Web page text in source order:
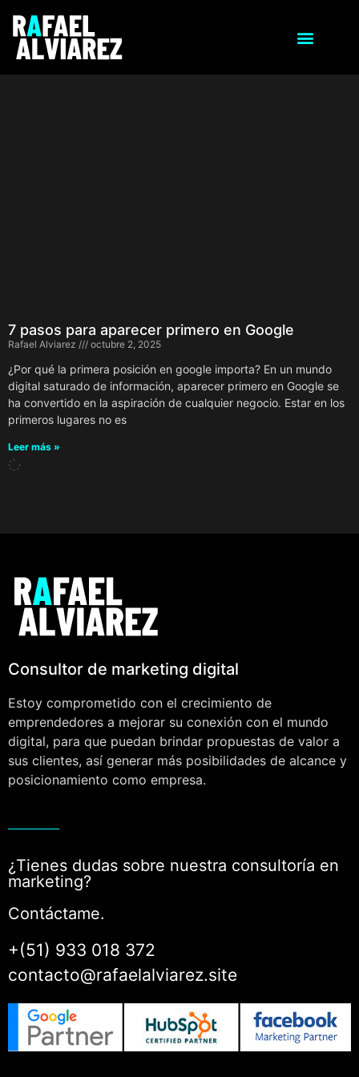
7 pasos para aparecer primero en Google
Rafael Alviarez octubre 2, 2025
¿Por qué la primera posición en google importa? En un mundo
digital saturado de información, aparecer primero en Google se
ha convertido en la aspiración de cualquier negocio. Estar en los
primeros lugares no es
Leer más »
Consultor de marketing digital
Estoy comprometido con el crecimiento de
emprendedores a mejorar su conexión con el mundo
digital, para que puedan brindar propuestas de valor a
sus clientes, así generar más posibilidades de alcance y
posicionamiento como empresa.
¿Tienes dudas sobre nuestra consultoría en
marketing?
Contáctame.
+(51) 933 018 372
contacto@rafaelalviarez.site